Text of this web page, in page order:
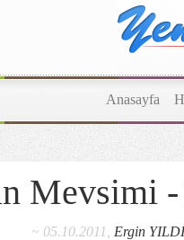
Anasayfa
Mevsimi
~ 05.10.2011, Ergin